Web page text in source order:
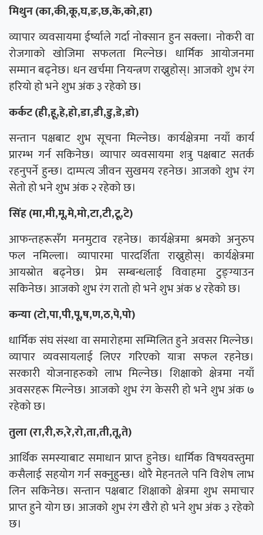
मिथुन (का,की,कू,घ,ङ,छ,के,को,हा)
व्यापार व्यवसायमा ईर्ष्याले गर्दा नोक्सान हुन सक्ला। नोकरी वा
रोजगाको खोजिमा सफलता मिल्नेछ। धार्मिक आयोजनमा
सम्मान बढ्नेछ। धन खर्चमा नियन्त्रण राख्नुहोस्। आजको शुभ रंग
हरियो हो भने शुभ अंक ३ रहेको छ।
कर्कट (ही,हू,हे,हो,डा,डी,डु,डे,डो)
सन्तान पक्षबाट शुभ सूचना मिल्नेछ। कार्यक्षेत्रमा नयाँ कार्य
प्रारम्भ गर्न सकिनेछ। व्यापार व्यवसायमा शत्रु पक्षबाट सतर्क
रहनुपर्ने हुन्छ। दाम्पत्य जीवन सुखमय रहनेछ। आजको शुभ रंग
सेतो हो भने शुभ अंक २ रहेको छ।
सिंह (मा,मी,मू,मे,मो,टा,टी,टू,टे)
आफन्तहरूसँग मनमुटाव रहनेछ। कार्यक्षेत्रमा श्रमको अनुरुप
फल नमिल्ला। व्यापारमा पारदर्शिता राख्नुहोस्। कार्यक्षेत्रमा
आयस्रोत बढ्नेछ। प्रेम सम्बन्धलाई विवाहमा टुङ्ग्याउन
सकिनेछ। आजको शुभ रंग रातो हो भने शुभ अंक ४ रहेको छ।
कन्या (टो,पा,पी,पू,ष,ण,ठ,पे,पो)
धार्मिक संघ संस्था वा समारोहमा सम्मिलित हुने अवसर मिल्नेछ।
व्यापार व्यवसायलाई लिएर गरिएको यात्रा सफल रहनेछ।
सरकारी योजनाहरुको लाभ मिल्नेछ। शिक्षाको क्षेत्रमा नयाँ
अवसरहरू मिल्नेछ। आजको शुभ रंग केसरी हो भने शुभ अंक ७
रहेको छ।
तुला (रा,री,रु,रे,रो,ता,ती,तू,ते)
आर्थिक समस्याबाट समाधान प्राप्त हुनेछ। धार्मिक विषयवस्तुमा
कसैलाई सहयोग गर्न सक्नुहुन्छ। थोरै मेहनतले पनि विशेष लाभ
लिन सकिनेछ। सन्तान पक्षबाट शिक्षाको क्षेत्रमा शुभ समाचार
प्राप्त हुने योग छ। आजको शुभ रंग खैरो हो भने शुभ अंक ३ रहेको
छ।